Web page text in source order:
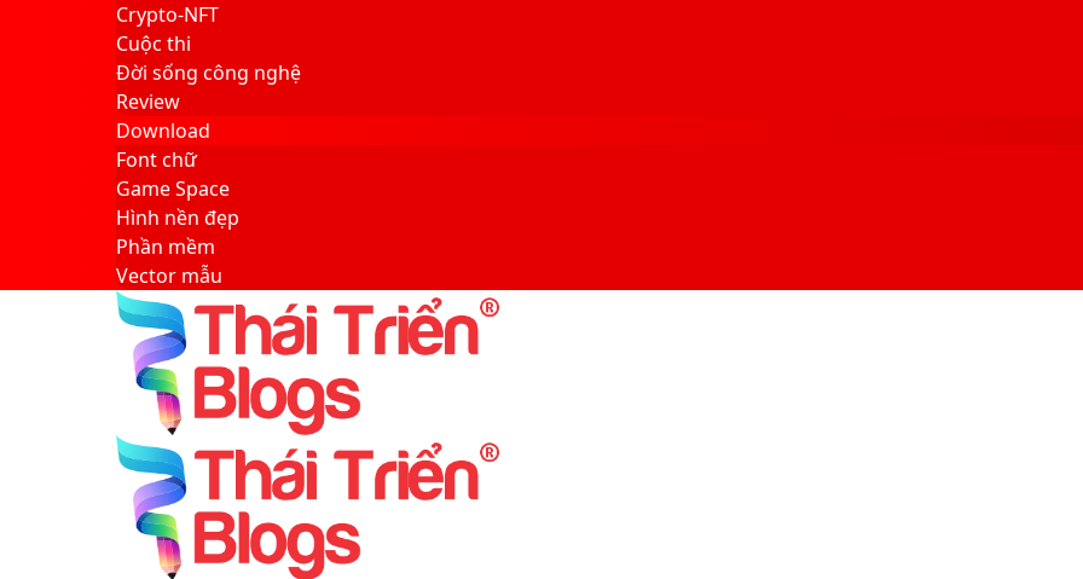
Crypto-NFT
Cuộc thi
Đời sống công nghệ
Review
Download
Font chữ
Game Space
Hình nền đẹp
Phần mềm
Vector mẫu
Sidebar
Search
for